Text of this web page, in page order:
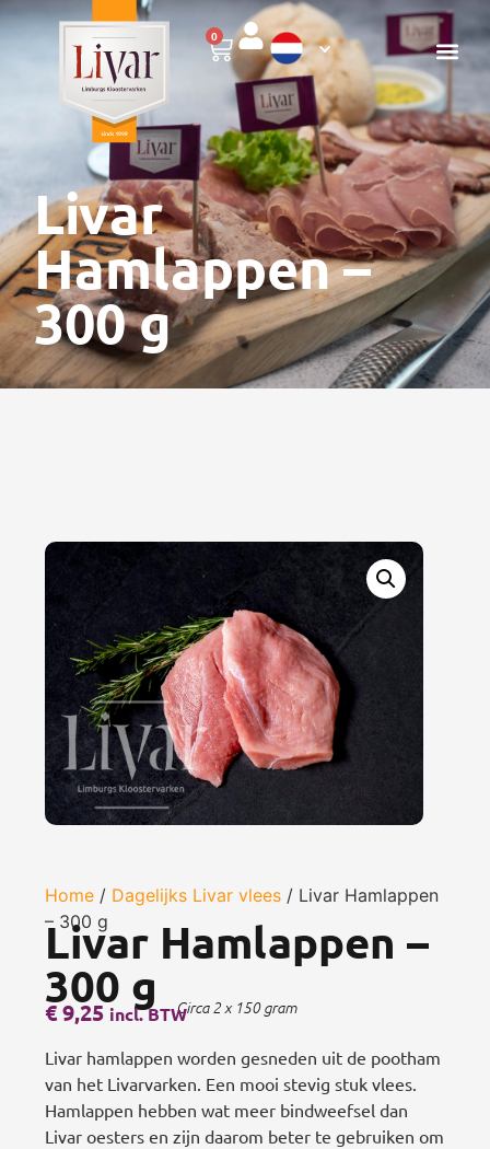
0
Livar
Hamlappen –
300 g
Home / Dagelijks Livar vlees / Livar Hamlappen
– 300 g
Livar Hamlappen –
300 g Circa 2 x 150 gram
€9,25 incl. BTW
Livar hamlappen worden gesneden uit de pootham
van het Livarvarken. Een mooi stevig stuk vlees.
Hamlappen hebben wat meer bindweefsel dan
Livar oesters en zijn daarom beter te gebruiken om